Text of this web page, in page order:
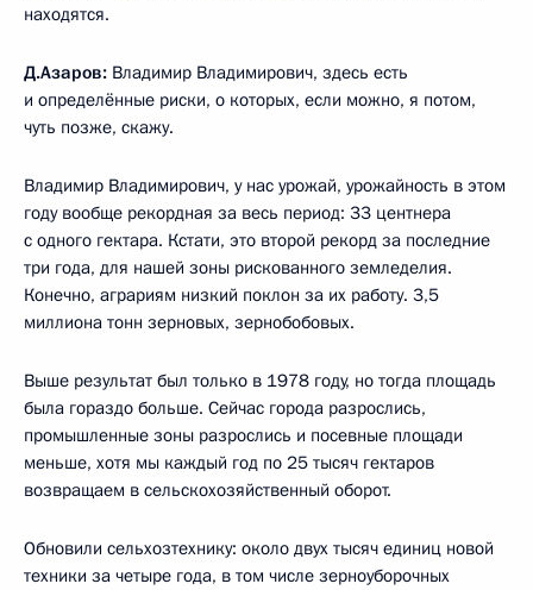
находятся.
Д.Азаров: Владимир Владимирович, здесь есть
и определённые риски, о которых, если можно, я потом,
чуть позже, скажу.
Владимир Владимирович, у нас урожай, урожайность в этом
году вообще рекордная за весь период: 33 центнера
с одного гектара. Кстати, это второй рекорд за последние
три года, для нашей зоны рискованного земледелия.
Конечно, аграриям низкий поклон за их работу. 3,5
миллиона тонн зерновых, зернобобовых.
Выше результат был только в 1978 году, но тогда площадь
была гораздо больше. Сейчас города разрослись,
промышленные зоны разрослись и посевные площади
меньше, хотя мы каждый год по 25 тысяч гектаров
возвращаем в сельскохозяйственный оборот.
Обновили сельхозтехнику: около двух тысяч единиц новой
техники за четыре года, в том числе зерноуборочных